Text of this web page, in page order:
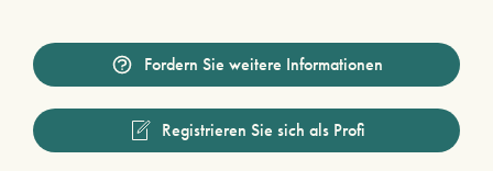
Fordern Sie weitere Informationen
Registrieren Sie sich als Profi